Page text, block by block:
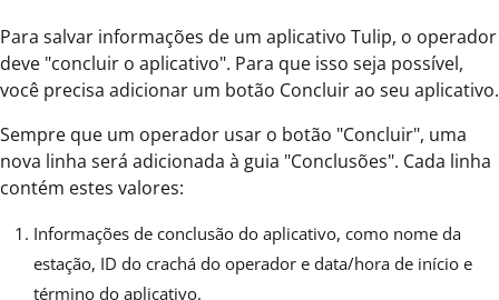
Para salvar informações de um aplicativo Tulip, o operador
deve "concluir o aplicativo". Para que isso seja possível,
você precisa adicionar um botão Concluir ao seu aplicativo.
Sempre que um operador usar o botão "Concluir", uma
nova linha será adicionada à guia "Conclusões". Cada linha
contém estes valores:
Informações de conclusão do aplicativo, como nome da
estação, ID do crachá do operador e data/hora de início e
término do aplicativo.